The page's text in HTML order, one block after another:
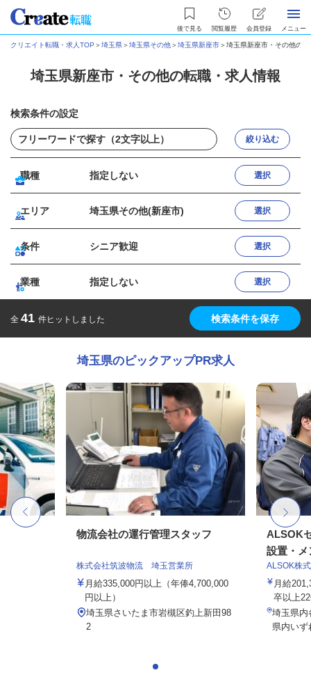
後で見る 閲覧履歴 会員登録 メニュー
クリエイト転職・求人TOP ＞埼玉県＞埼玉県その他＞埼玉県新座市＞埼玉県新座市・その他の
埼玉県新座市・その他の転職・求人情報
検索条件の設定
絞り込む
職種 指定しない 選択
エリア 埼玉県その他(新座市) 選択
条件 シニア歓迎 選択
業種 指定しない 選択
全 41 件ヒットしました 検索条件を保存
埼玉県のピックアップPR求人
物流会社の運行管理スタッフ
株式会社筑波物流 埼玉営業所
月給335,000円以上（年俸4,700,000
円以上）
埼玉県さいたま市岩槻区釣上新田98
2
ALSOK
設置・メ
ALSOK株
月給
卒以上
埼玉県
県内いず